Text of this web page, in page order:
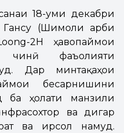
18-уми декабри
(Шимоли Ғарби
2H ҳавопаймои
чинӣ фаъолияти
Дар минтақаҳои
бесарнишини
ба ҳолати манзили
ва дигар
ва ирсол намуд.